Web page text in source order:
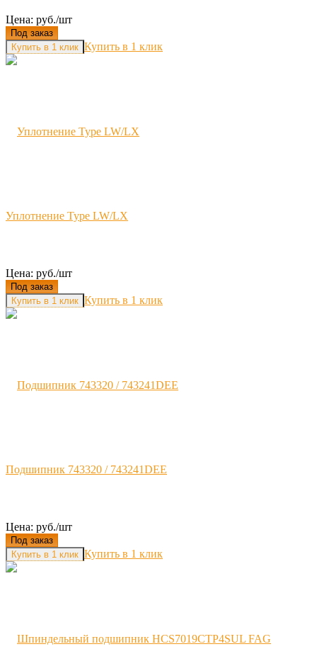
Цена: руб./шт
Под заказ
Купить в 1 клик
Уплотнение Type LW/LX
Цена: руб./шт
Под заказ
Купить в 1 клик
Подшипник 743320 / 743241DEE
Цена: руб./шт
Под заказ
Купить в 1 клик